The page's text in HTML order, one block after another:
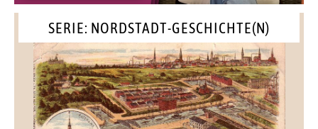
SERIE: NORDSTADT-GESCHICHTE(N)